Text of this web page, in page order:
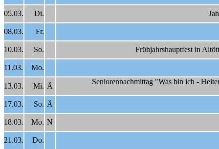
05.03. Di.
08.03. Fr.
10.03. So. Frühjahrshauptfest in
11.03. Mo.
13.03. Mi. Ä
Seniorennachmittag "Was bin ich -
17.03. So. Ä
18.03. Mo. N
21.03. Do.